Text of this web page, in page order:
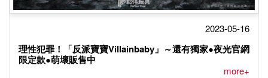
2023-05-16
理性犯罪！「反派寶寶Villainbaby」～還有獨家●夜光官網
限定款●萌壞販售中
more+